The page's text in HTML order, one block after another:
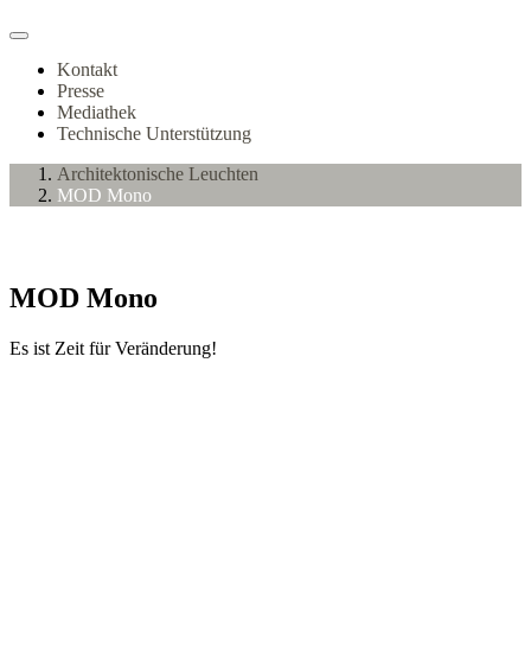
Kontakt
Presse
Mediathek
Technische Unterstützung
Architektonische Leuchten
MOD Mono
MOD Mono
Es ist Zeit für Veränderung!